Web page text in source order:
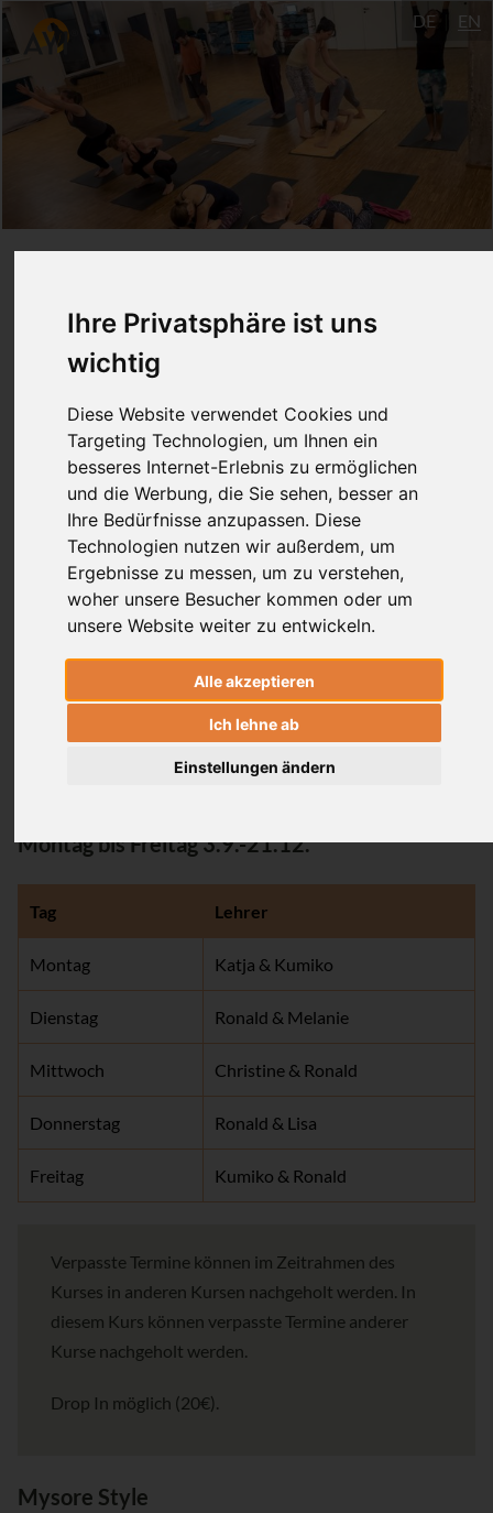
Ihre Privatsphäre ist uns
wichtig
Diese Website verwendet Cookies und
Targeting Technologien, um Ihnen ein
besseres Internet-Erlebnis zu ermöglichen
und die Werbung, die Sie sehen, besser an
Ihre Bedürfnisse anzupassen. Diese
Technologien nutzen wir außerdem, um
Ergebnisse zu messen, um zu verstehen,
woher unsere Besucher kommen oder um
unsere Website weiter zu entwickeln.
Alle akzeptieren
Ich lehne ab
Einstellungen ändern
DE EN
9:00 Uhr)
September - December 2018
Ulm
Kumiko Weber Sakaguchi
& more
120 EU
Das Mysore Style Programm ermöglicht es
Dir Deine ganz persönliche Yogapraxis zu
kultivieren. Der Lehrer hilft Dir individuell
beim Lernen und den einzelnen Schritten
auf denen Du tiefer in den Yoga
eintauchst.
Montag bis Freitag 3.9.-21.12.
Tag Lehrer
Montag Katja & Kumiko
Dienstag Ronald & Melanie
Mittwoch Christine & Ronald
Donnerstag Ronald & Lisa
Freitag Kumiko & Ronald
Verpasste Termine können im Zeitrahmen des
Kurses in anderen Kursen nachgeholt werden. In
diesem Kurs können verpasste Termine anderer
Kurse nachgeholt werden.
Drop In möglich (20€).
Mysore Style